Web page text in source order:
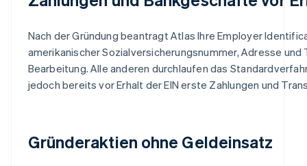
Nach der Gründung beantragt Atlas Ihre Employer
amerikanischer Sozialversicherungsnummer, Adresse
Bearbeitung. Alle anderen durchlaufen das
jedoch bereits vor Erhalt der EIN erste Zahlungen und
Gründeraktien ohne Geldeinsatz